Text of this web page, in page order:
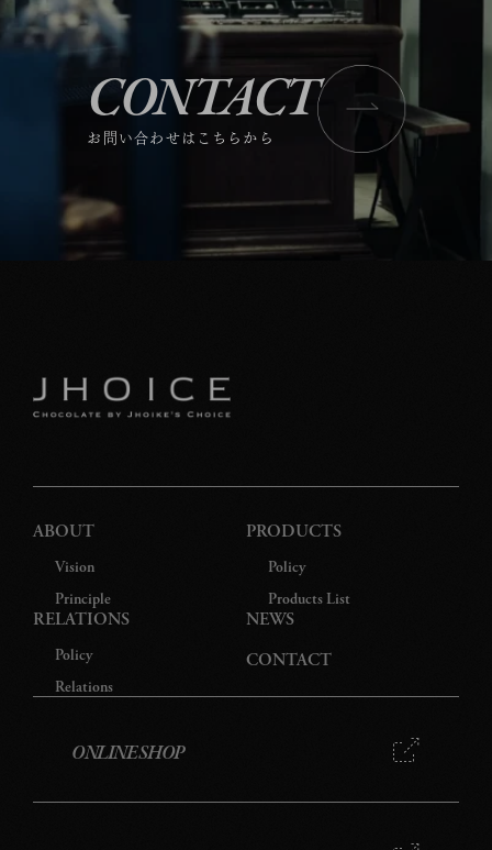
CONTACT
お問い合わせはこちらから
ABOUT
Vision
Principle
PRODUCTS
Policy
Products List
RELATIONS
Policy
Relations
NEWS
CONTACT
ONLINE SHOP